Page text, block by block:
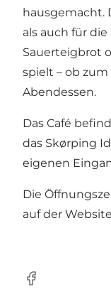
hausgemacht.
als auch für
Sauerteigbrot
spielt – ob
Abendessen.
Das Café
das Skørping
eigenen
Die
auf der Website
Facebook